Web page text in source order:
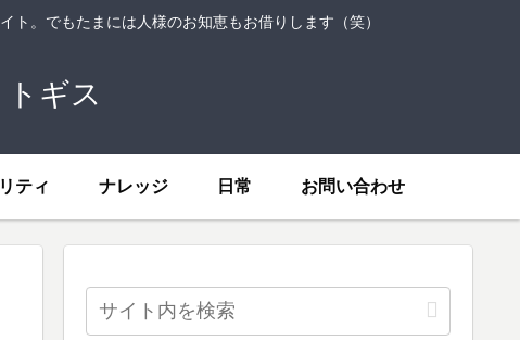
。でもたまには人様のお知恵もお借りします（笑）
ギス
ティ ナレッジ 日常 お問い合わせ